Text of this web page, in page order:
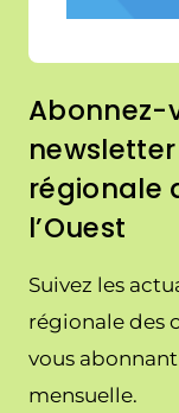
Abonnez-
régionale
l’Ouest
Suivez les
régionale des
vous
mensuelle.